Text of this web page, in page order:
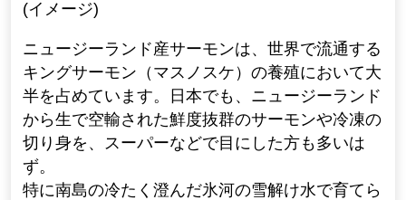
(イメージ)
ニュージーランド産サーモンは、世界で流通する
キングサーモン（マスノスケ）の養殖において大
半を占めています。日本でも、ニュージーランド
から生で空輸された鮮度抜群のサーモンや冷凍の
切り身を、スーパーなどで目にした方も多いは
ず。
特に南島の冷たく澄んだ氷河の雪解け水で育てら